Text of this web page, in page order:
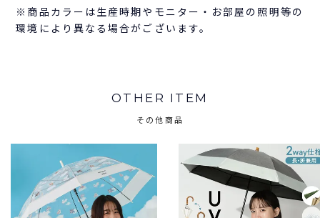
※商品カラーは生産時期やモニター・お部屋の照明等の
環境により異なる場合がございます。
OTHER ITEM
その他商品